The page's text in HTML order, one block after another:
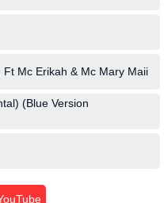
Mc Erikah & Mc Mary Maii
(Blue Version